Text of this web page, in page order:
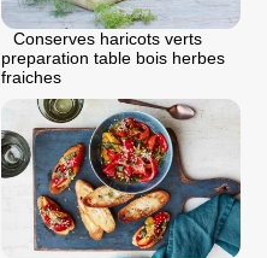
Conserves haricots verts
preparation table bois herbes
fraiches